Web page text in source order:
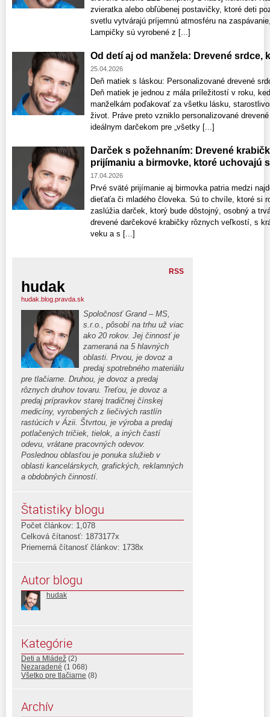
zvieratka alebo obľúbenej postavičky, ktoré deti
svetlu vytvárajú príjemnú atmosféru na
Lampičky sú vyrobené z [...]
Od detí aj od manžela: Drevené srdce,
25.04.2026
Deň matiek s láskou: Personalizované drevené
Deň matiek je jednou z mála príležitostí v roku,
manželkám poďakovať za všetku lásku,
život. Práve preto vzniklo personalizované
ideálnym darčekom pre „všetky [...]
Darček s požehnaním: Drevené
prijímaniu a birmovke, ktoré uchovajú
17.04.2026
Prvé sväté prijímanie aj birmovka patria medzi
dieťaťa či mladého človeka. Sú to chvíle, ktoré si
zaslúžia darček, ktorý bude dôstojný, osobný a
drevené darčekové krabičky rôznych veľkostí, s
veku a s [...]
RSS
hudak
hudak.blog.pravda.sk
Spoločnosť Grand – MS,
s.r.o., pôsobí na trhu už viac
ako 20 rokov. Jej činnosť je
zameraná na 5 hlavných
oblasti. Prvou, je dovoz a
predaj spotrebného materiálu
pre tlačiarne. Druhou, je dovoz a predaj
rôznych druhov tovaru. Treťou, je dovoz a
predaj prípravkov starej tradičnej čínskej
medicíny, vyrobených z liečivých rastlín
rastúcich v Ázii. Štvrtou, je výroba a predaj
potlačených tričiek, tielok, a iných častí
odevu, vrátane pracovných odevov.
Poslednou oblasťou je ponuka služieb v
oblasti kancelárskych, grafických, reklamných
a obdobných činností.
Štatistiky blogu
Počet článkov: 1,078
Celková čítanosť: 1873177x
Priemerná čítanosť článkov: 1738x
Autor blogu
hudak
Kategórie
Deti a Mládež (2)
Nezaradené (1 068)
Všetko pre tlačiarne (8)
Archív